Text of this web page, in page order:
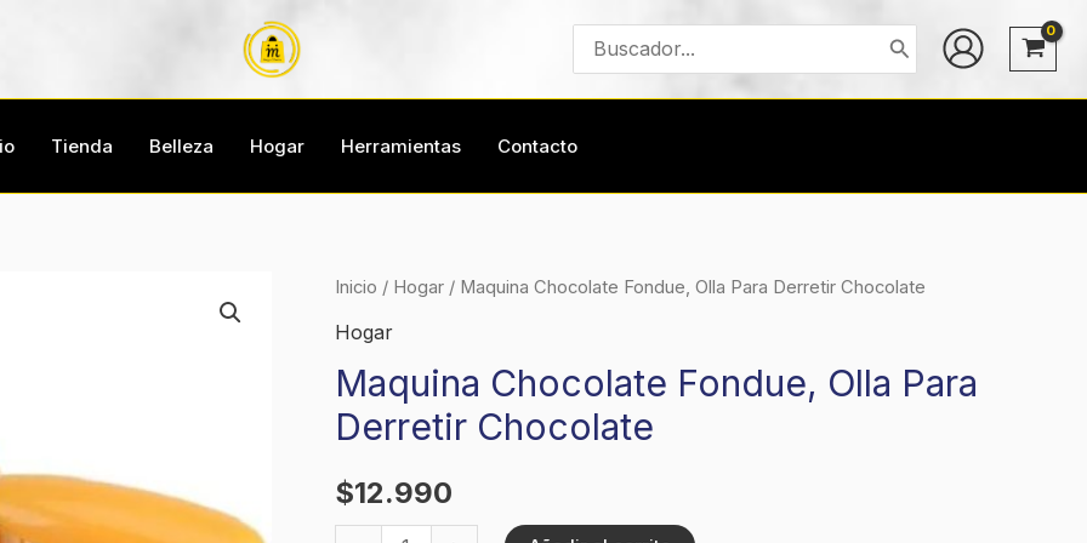
Buscar
por:
Tienda Belleza Hogar Herramientas Contacto
Inicio / Hogar/ Maquina Chocolate Fondue, Olla Para Derretir Chocolate
Hogar
Maquina Chocolate Fondue, Olla Para
Derretir Chocolate
$12.990
Maquina
Chocolate
Olla
Para
Chocolate
cantidad